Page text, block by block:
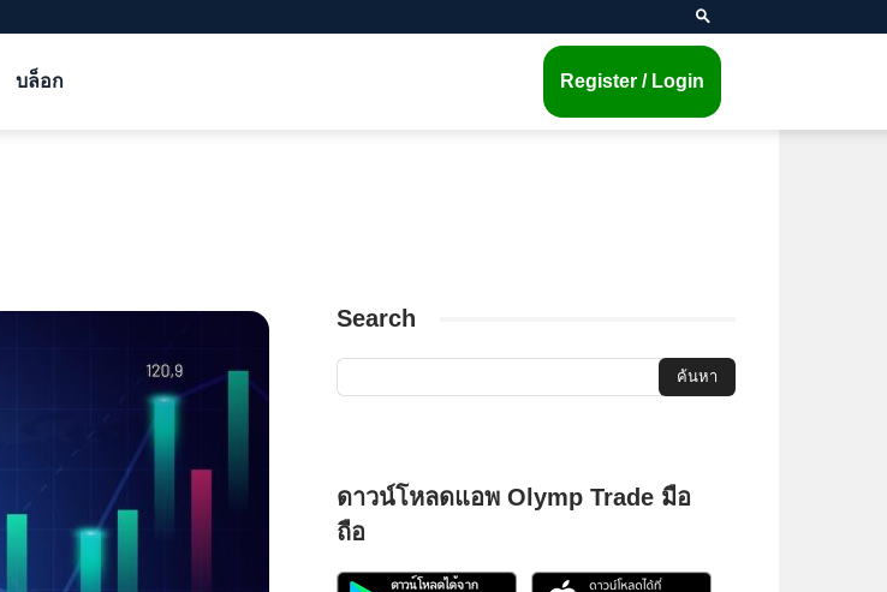
บล็อก Register / Login
Search
ดาวน์โหลดแอพ Olymp Trade มือ
ถือ